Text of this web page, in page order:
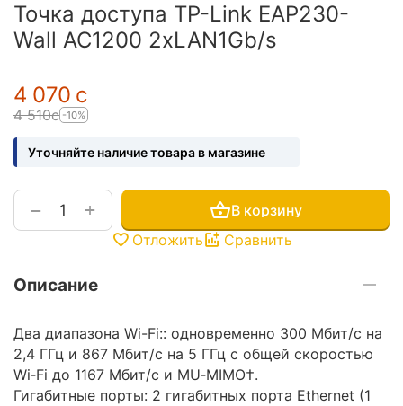
Точка доступа TP-Link EAP230-
Wall AC1200 2xLAN1Gb/s
4 070 с
4 510с -10%
Уточняйте наличие товара в магазине
+
−
В корзину
Отложить
Сравнить
Описание
Два диапазона Wi-Fi:: одновременно 300 Мбит/с на
2,4 ГГц и 867 Мбит/с на 5 ГГц с общей скоростью
Wi‑Fi до 1167 Мбит/с и MU‑MIMO†.
Гигабитные порты: 2 гигабитных порта Ethernet (1